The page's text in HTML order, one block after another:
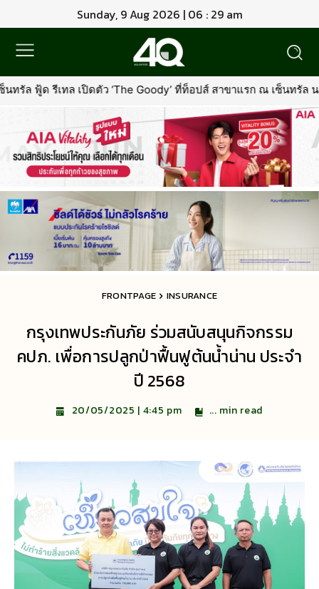
Sunday, 9 Aug 2026 | 06 : 29 am
Goody’ ที่ท็อปส์ สาขาแรก ณ เซ็นทรัล นอร์ทวิลล์พร้อมรุกตลาด
FRONTPAGE INSURANCE
กรุงเทพประกันภัย ร่วมสนับสนุนกิจกรรม
คปภ. เพื่อการปลูกป่าฟื้นฟูต้นน้ำน่าน ประจำ
ปี 2568
20/05/2025 | 4:45 pm ... min read